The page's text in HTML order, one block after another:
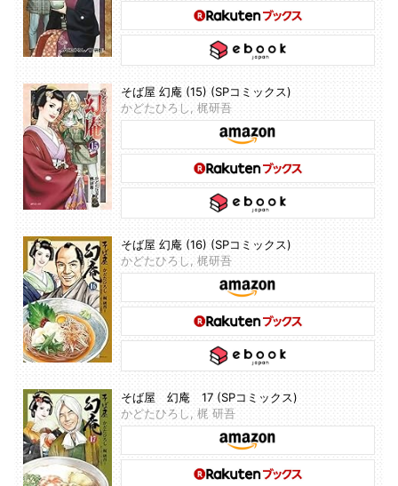
そば屋 幻庵 (15) (SPコミックス)
かどたひろし, 梶研吾
そば屋 幻庵 (16) (SPコミックス)
かどたひろし, 梶研吾
そば屋 幻庵 17 (SPコミックス)
かどたひろし, 梶 研吾